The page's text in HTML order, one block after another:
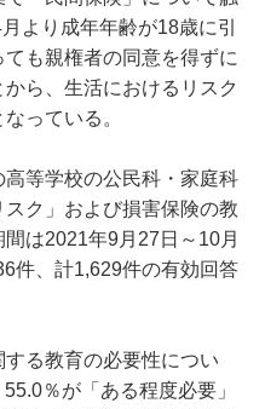
より成年年齢が18歳に引
も親権者の同意を得ずに
ら、生活におけるリスク
っている。
等学校の公民科・家庭科
ク」および損害保険の教
は2021年9月27日～10月
件、計1,629件の有効回答
る教育の必要性につい
％が「ある程度必要」